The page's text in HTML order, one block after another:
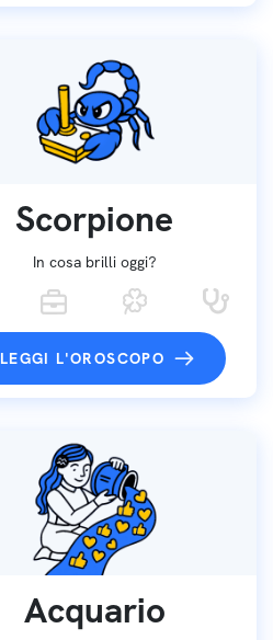
Scorpione
In cosa brilli oggi?
LEGGI L'OROSCOPO
Acquario